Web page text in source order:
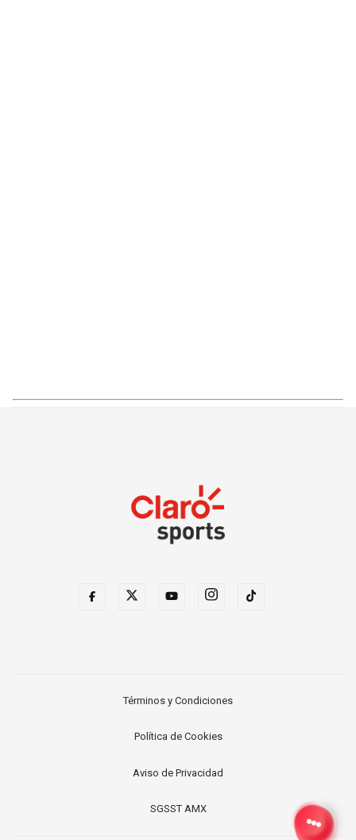
Términos y Condiciones
Política de Cookies
Aviso de Privacidad
SGSST AMX